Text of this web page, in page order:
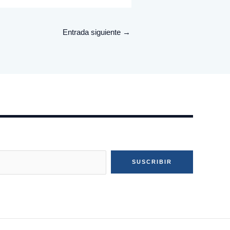
Entrada siguiente →
SUSCRIBIR